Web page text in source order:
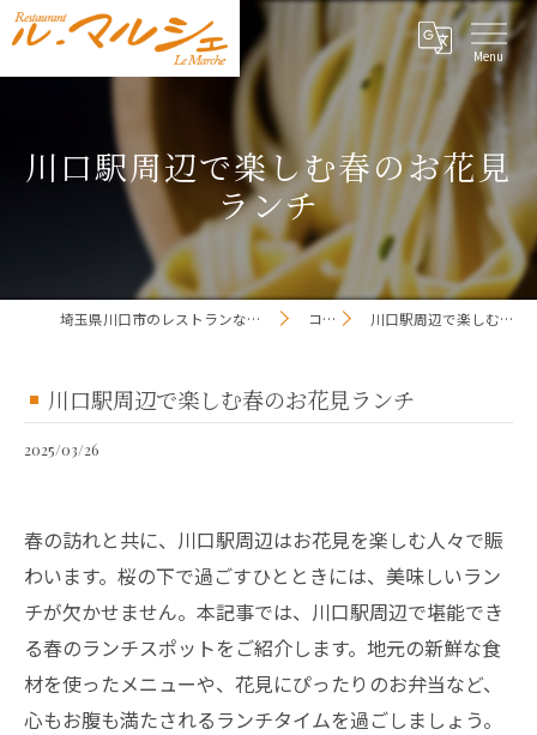
川口駅周辺で楽しむ春のお花見
ランチ
埼玉県川口市のレストランならレストラン ル・マルシェ コラム 川口駅周辺で楽しむ春のお花見ランチ
川口駅周辺で楽しむ春のお花見ランチ
2025/03/26
春の訪れと共に、川口駅周辺はお花見を楽しむ人々で賑
わいます。桜の下で過ごすひとときには、美味しいラン
チが欠かせません。本記事では、川口駅周辺で堪能でき
る春のランチスポットをご紹介します。地元の新鮮な食
材を使ったメニューや、花見にぴったりのお弁当など、
心もお腹も満たされるランチタイムを過ごしましょう。